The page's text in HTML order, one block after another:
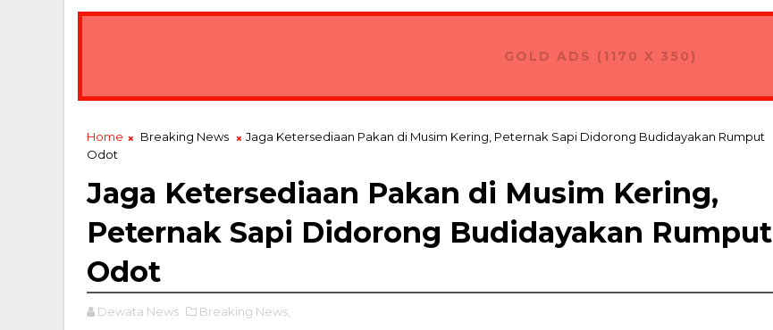
GOLD ADS (1170 X 350)
Home Breaking News
Jaga Ketersediaan Pakan di Musim Kering, Peternak Sapi Didorong Budidayakan Rumput
Odot
Jaga Ketersediaan Pakan di Musim Kering,
Peternak Sapi Didorong Budidayakan Rumput
Odot
Dewata News Breaking News,